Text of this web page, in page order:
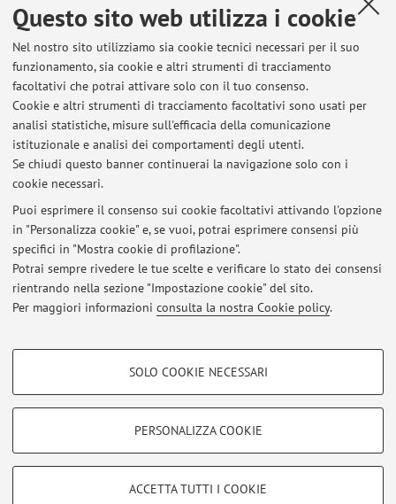
Questo sito web utilizza i cookie
Nel nostro sito utilizziamo sia cookie tecnici necessari per il suo
funzionamento, sia cookie e altri strumenti di tracciamento
facoltativi che potrai attivare solo con il tuo consenso.
Cookie e altri strumenti di tracciamento facoltativi sono usati per
analisi statistiche, misure sull'efficacia della comunicazione
istituzionale e analisi dei comportamenti degli utenti.
Se chiudi questo banner continuerai la navigazione solo con i
cookie necessari.
Puoi esprimere il consenso sui cookie facoltativi attivando l'opzione
in "Personalizza cookie" e, se vuoi, potrai esprimere consensi più
specifici in "Mostra cookie di profilazione".
Potrai sempre rivedere le tue scelte e verificare lo stato dei consensi
rientrando nella sezione "Impostazione cookie" del sito.
Per maggiori informazioni consulta la nostra Cookie policy.
COOKIE DI PROFILAZIONE - FACOLTATIVI
COOKIE TECNICI - NECESSARI
SOLO COOKIE NECESSARI
PERSONALIZZA COOKIE
ACCETTA TUTTI I COOKIE
Dipartimento di Scienze e Tecnologie Agro-Alimentari
Viale Fanin 50, Bologna -
Vai alla mappa
Dipartimento di Scienze e Tecnologie Agro-Alimentari
Viale Fanin 44, Bologna -
Vai alla mappa
Ultimi avvisi
Al momento non sono presenti avvisi.
Area riservata
Accedi tramiteloginper gestire tutti i contenuti del sito.
Zamboni, 33 - 40126 Bologna - Partita IVA: 01131710376